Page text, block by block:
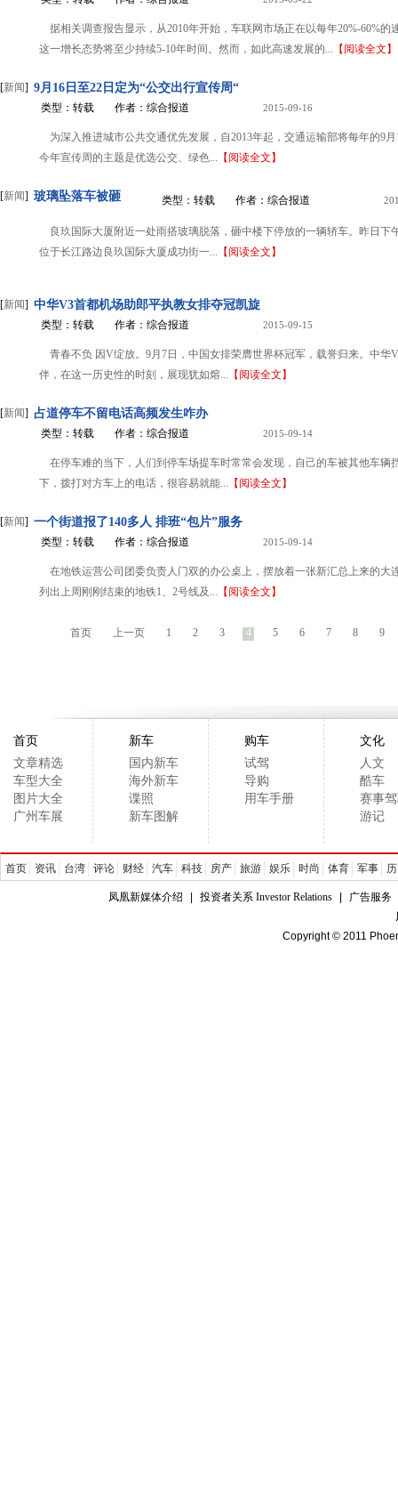
据相关调查报告显示，从2010年开始，车联网市场正在以每年20%-60%的
这一增长态势将至少持续5-10年时间。然而，如此高速发展的... 【阅读全文】
[新闻] 9月16日至22日定为“公交出行宣传周“
类型：转载 作者：综合报道 2015-09-16
为深入推进城市公共交通优先发展，自2013年起，交通运输部将每年的9
今年宣传周的主题是优选公交、绿色... 【阅读全文】
[新闻] 玻璃坠落车被砸 类型：转载 作者：综合报道
良玖国际大厦附近一处雨搭玻璃脱落，砸中楼下停放的一辆轿车。昨日下
位于长江路边良玖国际大厦成功街一... 【阅读全文】
[新闻] 中华V3首都机场助郎平执教女排夺冠凯旋
类型：转载 作者：综合报道 2015-09-15
青春不负 因V绽放。9月7日，中国女排荣膺世界杯冠军，载誉归来。中华
伴，在这一历史性的时刻，展现犹如熔... 【阅读全文】
[新闻] 占道停车不留电话高频发生咋办
类型：转载 作者：综合报道 2015-09-14
在停车难的当下，人们到停车场提车时常常会发现，自己的车被其他车辆
下，拨打对方车上的电话，很容易就能... 【阅读全文】
[新闻] 一个街道报了140多人 排班“包片”服务
类型：转载 作者：综合报道 2015-09-14
在地铁运营公司团委负责人门双的办公桌上，摆放着一张新汇总上来的大
列出上周刚刚结束的地铁1、2号线及... 【阅读全文】
首页 上一页 1 2 3 4 5 6 7 8 9
首页
文章精选
车型大全
图片大全
广州车展
新车
国内新车
海外新车
谍照
新车图解
购车
试驾
导购
用车手册
文化
人文
酷车
赛事
游记
首页 资讯 台湾 评论 财经 汽车 科技 房产 旅游 娱乐 时尚 体育 军事
凤凰新媒体介绍 投资者关系 Investor Relations
广告服务
Copyright © 2011